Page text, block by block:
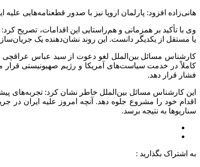
هانی‌زاده افزود: پارلمان اروپا نیز با صدور قطعنامه‌هایی
وی با تأکید بر همزمانی و هم‌راستایی این اقدامات، تصریح
یا مستقل از یکدیگر دانست. این روند نشان‌دهنده یک
کارشناس مسائل بین‌الملل لغو دعوت از سید عباس عراقچی
کاملاً در خدمت سیاست‌های آمریکا و رژیم صهیونیستی
فشار قرار دهد.
این کارشناس مسائل بین‌الملل خاطر نشان کرد: تجربه‌های
اقدام خود را مشروع جلوه دهد. آنچه امروز علیه ایران در
سناریوها به نتیجه برسد.
به اشتراک بگذارید :